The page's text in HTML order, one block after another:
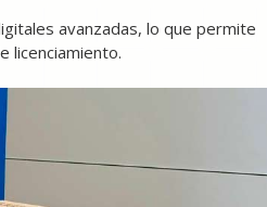
avanzadas, lo que permite
licenciamiento.